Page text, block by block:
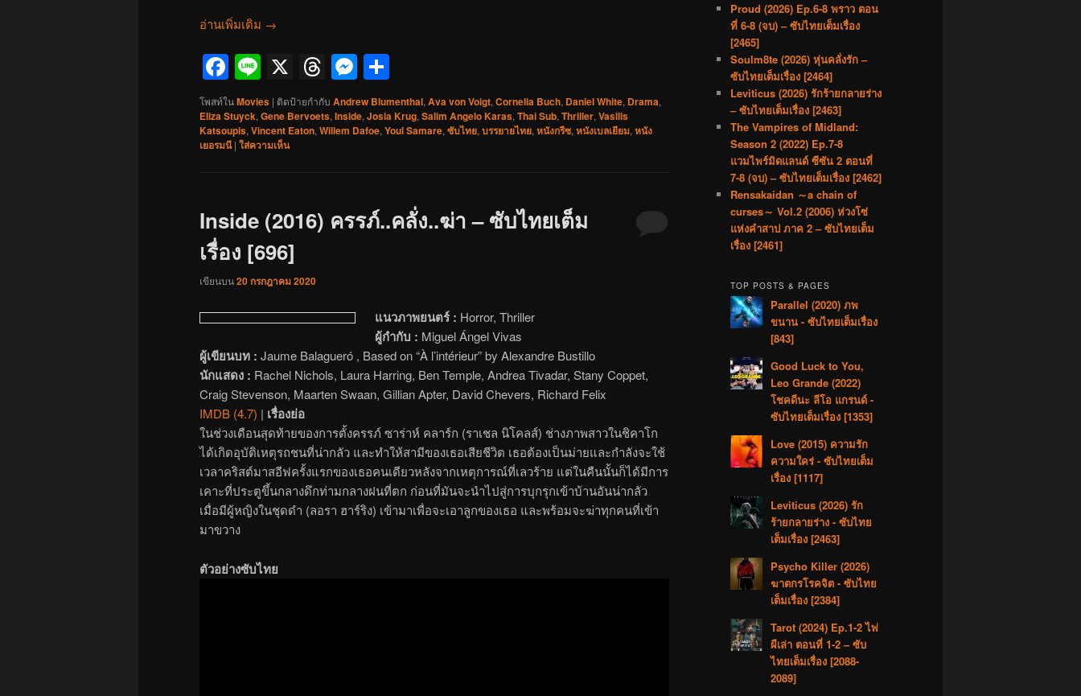
อ่านเพิ่มเติม →
Facebook
Line
X Threads
Messenger
โพสท์ในMovies | ติดป้ายกำกับ Andrew Blumenthal,Ava von Voigt,Cornelia Buch, Daniel White, Drama,
Eliza Stuyck,Gene Bervoets,Inside,Josia Krug,Salim Angelo Karas,Thai Sub,Thriller,Vasilis
Katsoupis,Vincent Eaton,Willem Dafoe,Youl Samare,ซับไทย,บรรยายไทย,หนังกรีซ,หนังเบลเยียม,หนัง
เยอรมนี | ใส่ความเห็น
Inside (2016) ครรภ์..คลั่ง..ฆ่า – ซับไทยเต็ม
เรื่อง [696]
เขียนบน20 กรกฎาคม 2020
แนวภาพยนตร์ : Horror, Thriller
ผู้กำกับ : Miguel Ángel Vivas
ผู้เขียนบท : Jaume Balagueró , Based on “À l’intérieur” by Alexandre Bustillo
นักแสดง : Rachel Nichols, Laura Harring, Ben Temple, Andrea Tivadar, Stany Coppet,
Craig Stevenson, Maarten Swaan, Gillian Apter, David Chevers, Richard Felix
IMDB (4.7) | เรื่องย่อ
ในช่วงเดือนสุดท้ายของการตั้งครรภ์ ซาร่าห์ คลาร์ก (ราเชล นิโคลส์) ช่างภาพสาวในชิคาโก
ได้เกิดอุบัติเหตุรถชนที่น่ากลัว และทำให้สามีของเธอเสียชีวิต เธอต้องเป็นม่ายและกำลังจะใช้
เวลาคริสต์มาสอีฟครั้งแรกของเธอคนเดียวหลังจากเหตุการณ์ที่เลวร้าย แต่ในคืนนั้นก็ได้มีการ
เคาะที่ประตูขึ้นกลางดึกท่ามกลางฝนที่ตก ก่อนที่มันจะนำไปสู่การบุกรุกเข้าบ้านอันน่ากลัว
เมื่อมีผู้หญิงในชุดดำ (ลอรา ฮาร์ริง) เข้ามาเพื่อจะเอาลูกของเธอ และพร้อมจะฆ่าทุกคนที่เข้า
มาขวาง
ตัวอย่างซับไทย
Proud (2026) Ep.6-8 พราว ตอน
ที่ 6-8 (จบ) – ซับไทยเต็มเรื่อง
[2465]
Soulm8te (2026) หุ่นคลั่งรัก –
ซับไทยเต็มเรื่อง [2464]
Leviticus (2026) รักร้ายกลายร่าง
– ซับไทยเต็มเรื่อง [2463]
The Vampires of Midland:
Season 2 (2022) Ep.7-8
แวมไพร์มิดแลนด์ ซีซัน 2 ตอนที่
7-8 (จบ) – ซับไทยเต็มเรื่อง [2462]
Rensakaidan ～a chain of
curses～ Vol.2 (2006) ห่วงโซ่
แห่งคำสาป ภาค 2 – ซับไทยเต็ม
เรื่อง [2461]
TOP POSTS & PAGES
Parallel (2020) ภพ
ขนาน - ซับไทยเต็มเรื่อง
[843]
Good Luck to You,
Leo Grande (2022)
โชคดีนะ ลีโอ แกรนด์ -
ซับไทยเต็มเรื่อง [1353]
Love (2015) ความรัก
ความใคร่ - ซับไทยเต็ม
เรื่อง [1117]
Leviticus (2026) รัก
ร้ายกลายร่าง - ซับไทย
เต็มเรื่อง [2463]
Psycho Killer (2026)
ฆาตกรโรคจิต - ซับไทย
เต็มเรื่อง [2384]
Tarot (2024) Ep.1-2 ไพ่
ผีเล่า ตอนที่ 1-2 – ซับ
ไทยเต็มเรื่อง [2088-
2089]